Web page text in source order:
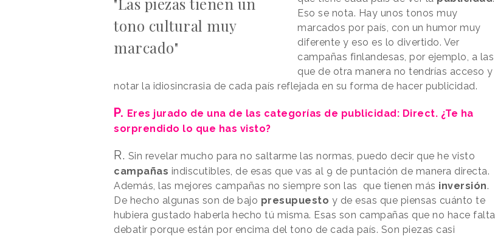
tono cultural muy
marcado"
Eso se nota. Hay unos tonos muy
marcados por país, con un humor muy
diferente y eso es lo divertido. Ver
campañas finlandesas, por ejemplo, a las
que de otra manera no tendrías acceso y
notar la idiosincrasia de cada país reflejada en su forma de hacer publicidad.
P. Eres jurado de una de las categorías de publicidad: Direct. ¿Te ha
sorprendido lo que has visto?
R. Sin revelar mucho para no saltarme las normas, puedo decir que he visto
campañas indiscutibles, de esas que vas al 9 de puntación de manera directa.
Además, las mejores campañas no siempre son las que tienen más inversión.
De hecho algunas son de bajo presupuesto y de esas que piensas cuánto te
hubiera gustado haberla hecho tú misma. Esas son campañas que no hace falta
debatir porque están por encima del tono de cada país. Son piezas casi